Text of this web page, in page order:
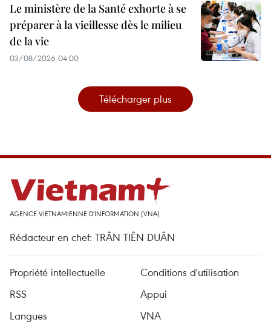
Le ministère de la Santé exhorte à se
préparer à la vieillesse dès le milieu
de la vie
03/08/2026 04:00
Télécharger plus
AGENCE VIETNAMIENNE D'INFORMATION (VNA)
Rédacteur en chef: TRÂN TIÊN DUÂN
Propriété intellectuelle
Conditions d'utilisation
RSS
Appui
Langues
VNA